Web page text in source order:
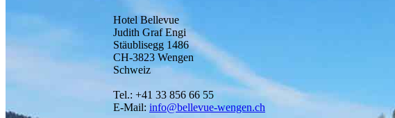
Hotel Bellevue
Judith Graf Engi
Stäublisegg 1486
CH-3823 Wengen
Schweiz
Tel.: +41 33 856 66 55
E-Mail: info@bellevue-wengen.ch